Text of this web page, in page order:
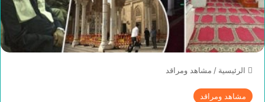
الرئيسية / مشاهد ومراقد
مشاهد ومراقد